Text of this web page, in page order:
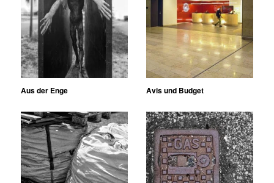
Aus der Enge Avis und Budget